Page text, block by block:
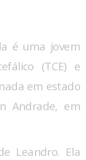
é uma jovem
(TCE) e
em estado
Andrade, em
Leandro. Ela